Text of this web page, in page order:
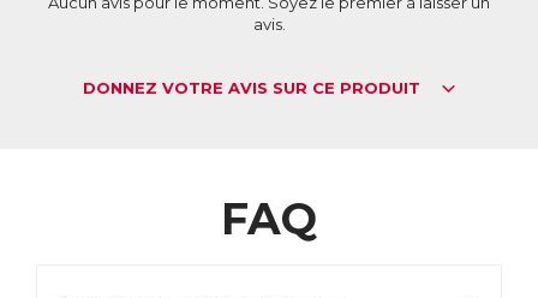
avis.
DONNEZ VOTRE AVIS SUR CE PRODUIT
FAQ